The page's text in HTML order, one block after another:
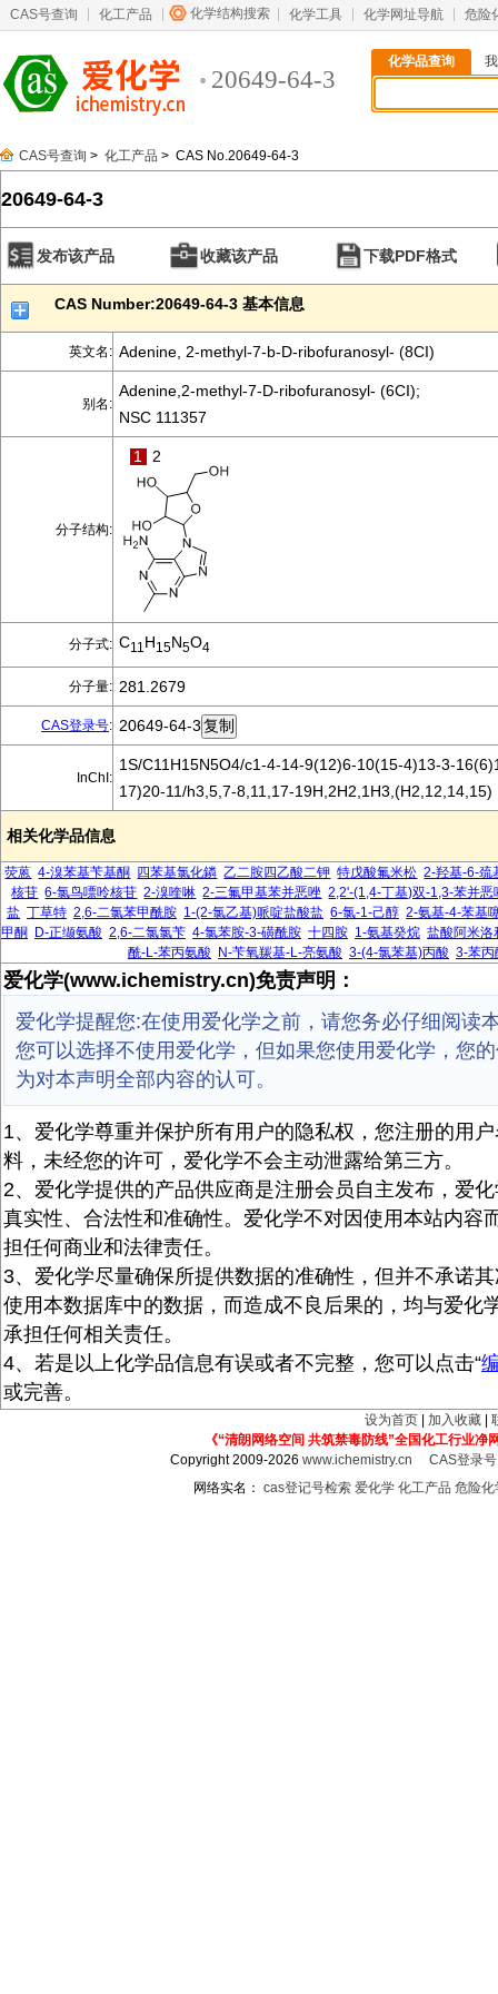
CAS号查询 化工产品 化学结构搜索 化学工具 化学网址导航 危险
20649-64-3
化学品查询
CAS号查询 > 化工产品 > CAS No.20649-64-3
20649-64-3
发布该产品 收藏该产品 下载PDF格式
CAS Number:20649-64-3 基本信息
英文名: Adenine, 2-methyl-7-b-D-ribofuranosyl- (8CI)
别名:
Adenine,2-methyl-7-D-ribofuranosyl- (6CI);
NSC 111357
分子结构:
1 2
分子式: C11 H15N5O4
分子量: 281.2679
CAS登录号: 20649-64-3
InChI:
1S/C11H15N5O4/c1-4-14-9(12)6-10(15-4)13-3-
17)20-11/h3,5,7-8,11,17-19H,2H2,1H3,(H2,12,14,15)
相关化学品信息
荧蒽 4-溴苯基苄基酮 四苯基氯化鏻 乙二胺四乙酸二钾 特戊酸氟米松 2-羟基-6-巯
核苷 6-氯鸟嘌呤核苷 2-溴喹啉 2-三氟甲基苯并恶唑 2,2'-(1,4-丁基)双-1,3-苯并恶
盐 丁草特 2,6-二氯苯甲酰胺 1-(2-氯乙基)哌啶盐酸盐 6-氯-1-己醇 2-氨基-4-苯基
甲酮
D-正缬氨酸 2,6-二氯氯苄 4-氯苯胺-3-磺酰胺 十四胺 1-氨基癸烷 盐酸阿米洛
酰-L-苯丙氨酸
N-苄氧羰基-L-亮氨酸 3-(4-氯苯基)丙酸 3-苯丙
爱化学(www.ichemistry.cn)免责声明：
爱化学提醒您:在使用爱化学之前，请您务必仔细阅读
您可以选择不使用爱化学，但如果您使用爱化学，您
为对本声明全部内容的认可。
1、爱化学尊重并保护所有用户的隐私权，您注册的用
料，未经您的许可，爱化学不会主动泄露给第三方。
2、爱化学提供的产品供应商是注册会员自主发布，爱
真实性、合法性和准确性。爱化学不对因使用本站内容
担任何商业和法律责任。
3、爱化学尽量确保所提供数据的准确性，但并不承诺
使用本数据库中的数据，而造成不良后果的，均与爱化
承担任何相关责任。
4、若是以上化学品信息有误或者不完整，您可以点击“
或完善。
设为首页 加入收藏
《“清朗网络空间 共筑禁毒防线”全国化工行业净
Copyright 2009-2026www.ichemistry.cn
CAS登录
网络实名： cas登记号检索 爱化学 化工产品 危险化